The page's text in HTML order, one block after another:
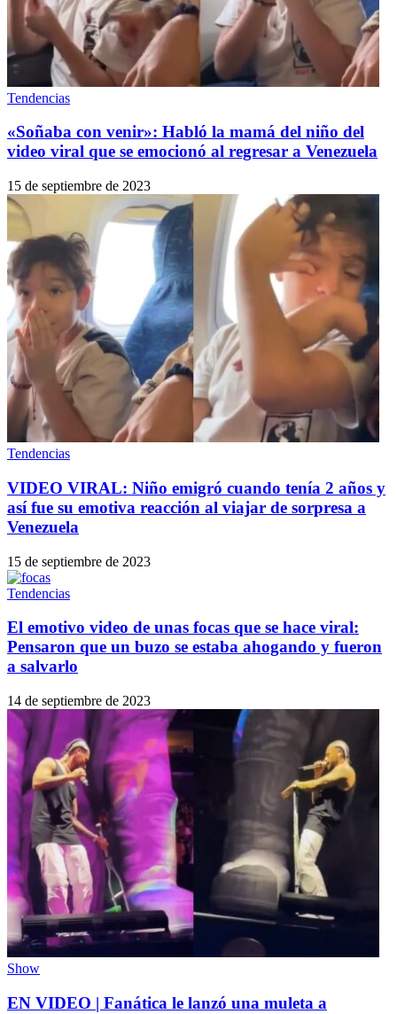
Tendencias
«Soñaba con venir»: Habló la mamá del niño del
video viral que se emocionó al regresar a Venezuela
15 de septiembre de 2023
Tendencias
VIDEO VIRAL: Niño emigró cuando tenía 2 años y
así fue su emotiva reacción al viajar de sorpresa a
Venezuela
15 de septiembre de 2023
Tendencias
El emotivo video de unas focas que se hace viral:
Pensaron que un buzo se estaba ahogando y fueron
a salvarlo
14 de septiembre de 2023
Show
EN VIDEO | Fanática le lanzó una muleta a